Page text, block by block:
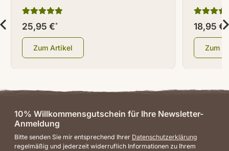
25,95 €*
Zum Artikel
18,95 €*
Zum
10% Willkommensgutschein für Ihre Newsletter-
Anmeldung
Bitte senden Sie mir entsprechend Ihrer Datenschutzerklärung
regelmäßig und jederzeit widerruflich Informationen zu Ihrem